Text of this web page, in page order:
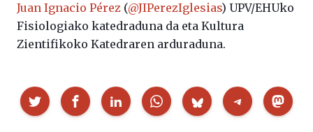
Juan Ignacio Pérez (@JIPerezIglesias) UPV/EHUko
Fisiologiako katedraduna da eta Kultura
Zientifikoko Katedraren arduraduna.
Partekatu